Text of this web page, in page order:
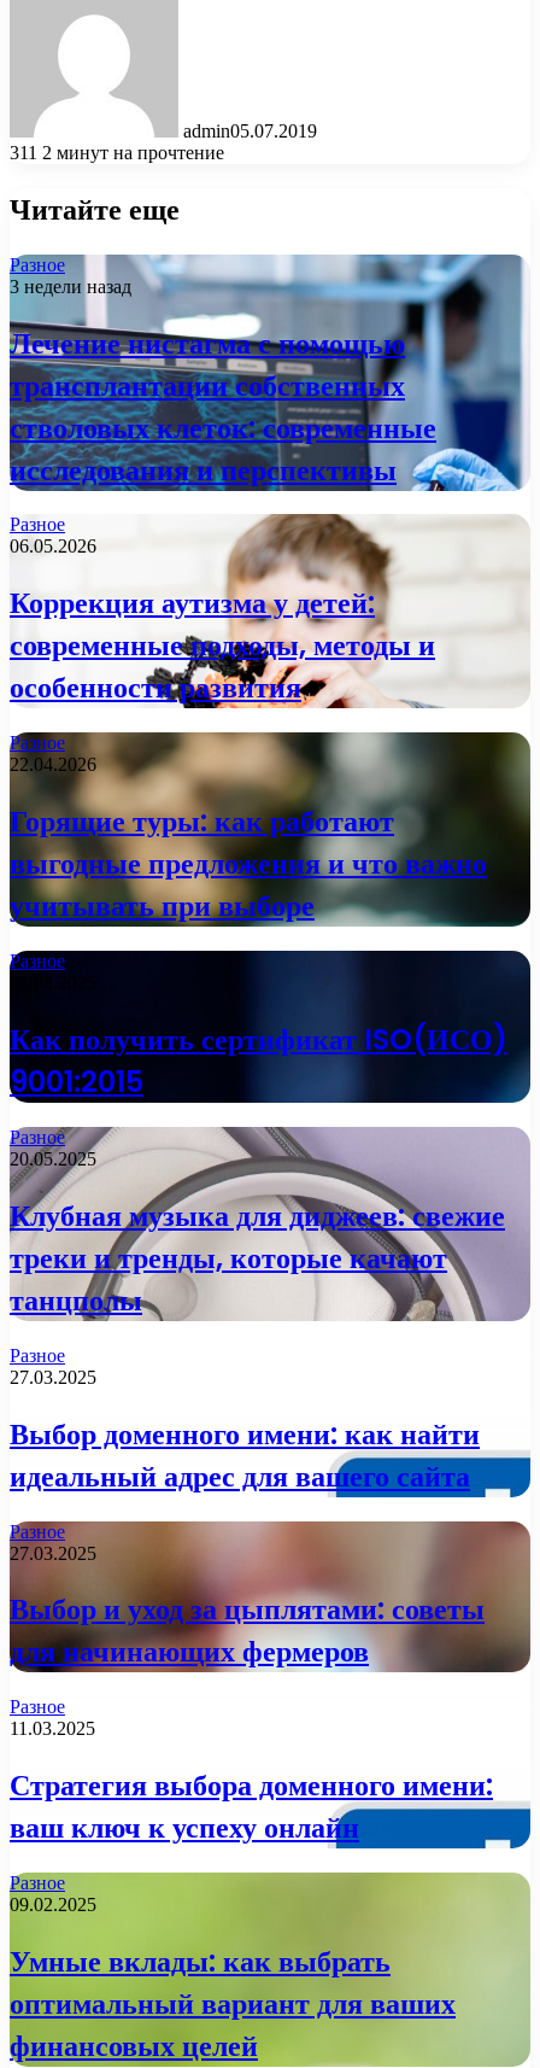
admin05.07.2019
311 2 минут на прочтение
Читайте еще
Разное
3 недели назад
Лечение нистагма с помощью
трансплантации собственных
стволовых клеток: современные
исследования и перспективы
Разное
06.05.2026
Коррекция аутизма у детей:
современные подходы, методы и
особенности развития
Разное
22.04.2026
Горящие туры: как работают
выгодные предложения и что важно
учитывать при выборе
Разное
Как получить сертификат ISO(ИСО)
9001:2015
Разное
20.05.2025
Клубная музыка для диджеев: свежие
треки и тренды, которые качают
танцполы
Разное
27.03.2025
Выбор доменного имени: как найти
идеальный адрес для вашего сайта
Разное
27.03.2025
Выбор и уход за цыплятами: советы
для начинающих фермеров
Разное
11.03.2025
Стратегия выбора доменного имени:
ваш ключ к успеху онлайн
Разное
09.02.2025
Умные вклады: как выбрать
оптимальный вариант для ваших
финансовых целей